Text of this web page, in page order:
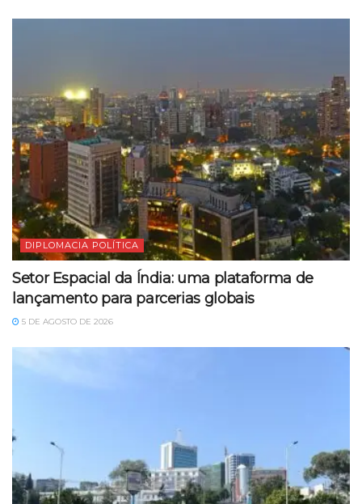
DIPLOMACIA POLÍTICA
Setor Espacial da Índia: uma plataforma de
lançamento para parcerias globais
5 DE AGOSTO DE 2026